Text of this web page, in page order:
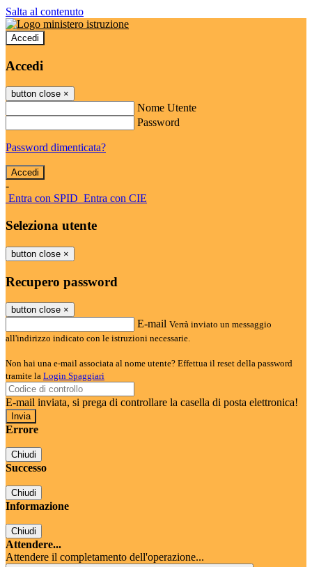
Salta al contenuto
Accedi
Accedi
button close ×
Nome Utente
Password
Password dimenticata?
-
Entra con SPID Entra con CIE
Seleziona utente
button close ×
Recupero password
button close ×
E-mail Verrà inviato un messaggio
all'indirizzo indicato con le istruzioni necessarie.
Non hai una e-mail associata al nome utente? Effettua il reset della password
tramite la Login Spaggiari
E-mail inviata, si prega di controllare la casella di posta elettronica!
Errore
Chiudi
Successo
Chiudi
Informazione
Chiudi
Attendere...
Attendere il completamento dell'operazione...